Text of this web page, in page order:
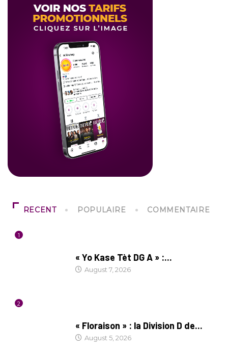
RECENT POPULAIRE COMMENTAIRE
1
« Yo Kase Tèt DG A » :...
August 7, 2026
2
« Floraison » : la Division D de...
August 5, 2026